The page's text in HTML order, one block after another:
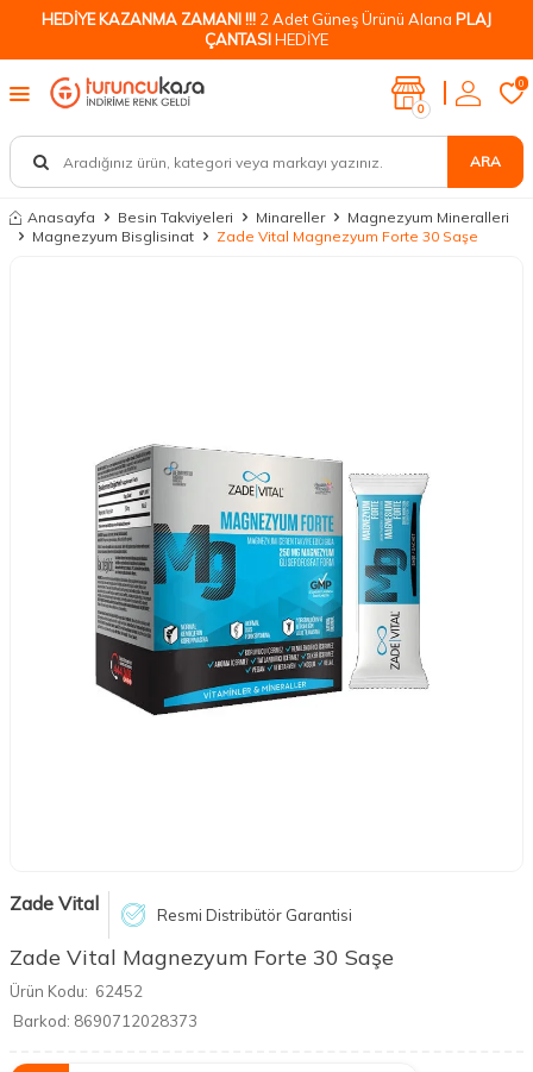
HEDİYE KAZANMA ZAMANI !!! 2 Adet Güneş Ürünü Alana PLAJ
ÇANTASIHEDİYE
ARA
0
0
Anasayfa Besin Takviyeleri Minareller
Magnezyum Mineralleri
Magnezyum Bisglisinat
Zade Vital Magnezyum Forte 30 Saşe
Zade Vital Resmi Distribütör Garantisi
Zade Vital Magnezyum Forte 30 Saşe
Ürün Kodu: 62452
Barkod: 8690712028373